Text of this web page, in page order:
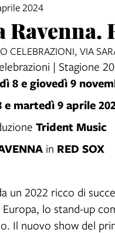
2024
Ravenna.
CELEBRAZIONI, VIA
| Stagione
8 e giovedì 9
e martedì 9 aprile
Trident Music
in RED SOX
un 2022 ricco di
Europa, lo stand-up
Il nuovo show del